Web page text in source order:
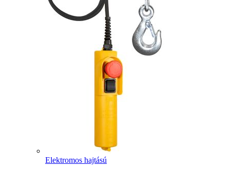
Elektromos hajtású